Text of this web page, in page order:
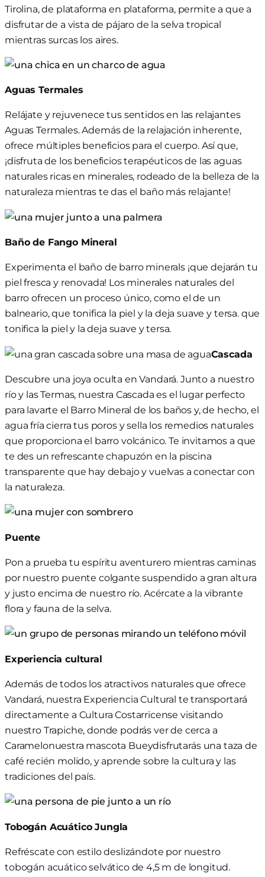
Tirolina,de plataforma en plataforma, permite aque a
disfrutar de a vista de pájaro de la selva tropical
mientras surcas los aires.
Aguas Termales
Relájate y rejuvenece tus sentidos en las relajantes
Aguas Termales. Además de la relajación inherente,
ofrece múltiples beneficios para el cuerpo. Así que,
¡disfruta de los beneficios terapéuticos de las aguas
naturales ricas en minerales, rodeado de la belleza de la
naturaleza mientras te das el baño más relajante!
Baño de Fango Mineral
Experimenta el baño de barro minerals ¡que dejarán tu
piel fresca y renovada! Los minerales naturales del
barro ofrecen un proceso único, como el de un
balneario, que tonifica la piel y la deja suave y tersa. que
tonifica la piel y la deja suave y tersa.
Cascada
Descubre una joya oculta en Vandará. Junto a nuestro
río y las Termas, nuestra Cascada es el lugar perfecto
para lavarte el Barro Mineralde los baños y, de hecho, el
agua fría cierra tus poros y sella los remedios naturales
que proporciona el barro volcánico. Te invitamos a que
te des un refrescante chapuzón en la piscina
transparente que hay debajo y vuelvas a conectar con
la naturaleza.
Puente
Pon a prueba tu espíritu aventurero mientras caminas
por nuestro puente colgante suspendido a gran altura
y justo encima de nuestro río. Acércate a la vibrante
flora y fauna de la selva.
Experiencia cultural
Además de todos los atractivos naturales que ofrece
Vandará, nuestra Experiencia Cultural te transportará
directamente a Cultura Costarricense visitando
nuestro Trapiche, donde podrás ver de cerca a
Caramelonuestra mascota Bueydisfrutarásuna taza de
café recién molido, y aprende sobre la cultura y las
tradiciones del país.
Tobogán Acuático Jungla
Refréscate con estilo deslizándote por nuestro
tobogán acuático selvático de 4,5 m de longitud.